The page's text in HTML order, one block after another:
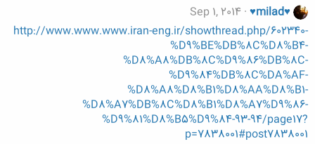
♥milad♥
Sep 1, 2014
http://www.www.www.iran-eng.ir/showthread.php/602340-
%D9%BE%DB%8C%D8%B4-
%D8%A8%DB%8C%D9%86%DB%8C-
%D9%84%DB%8C%DA%AF-
%D8%A8%D8%B1%D8%AA%D8%B1-
%D8%A7%DB%8C%D8%B1%D8%A7%D9%86-
%D9%81%D8%B5%D9%84-93-94/page17?
p=7838001#post7838001